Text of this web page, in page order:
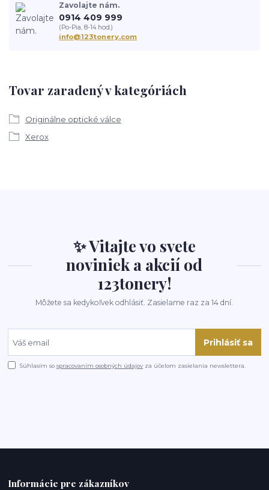
Tovar zaradený v kategóriách
Originálne optické válce
Xerox
Zavolajte nám.
0914 409 999
(Po-Pia, 8-14 hod.)
info@123tonery.com
✨ Vitajte vo svete
noviniek a akcií od
123tonery!
Môžete sa kedykoľvek odhlásiť. Zasielame raz za 14 dní.
Prihlásiť sa
Súhlasím sospracovaním osobných údajov za účelom zasielania newslettera.
Informácie pre zákazníkov